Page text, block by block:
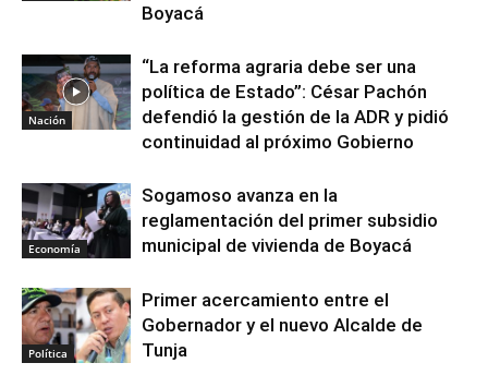
Boyacá
Nación
“La reforma agraria debe ser una
política de Estado”: César Pachón
defendió la gestión de la ADR y pidió
continuidad al próximo Gobierno
Economía
Sogamoso avanza en la
reglamentación del primer subsidio
municipal de vivienda de Boyacá
Política
Primer acercamiento entre el
Gobernador y el nuevo Alcalde de
Tunja